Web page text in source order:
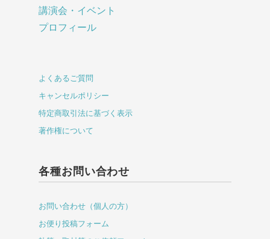
講演会・イベント
プロフィール
よくあるご質問
キャンセルポリシー
特定商取引法に基づく表示
著作権について
各種お問い合わせ
お問い合わせ（個人の方）
お便り投稿フォーム